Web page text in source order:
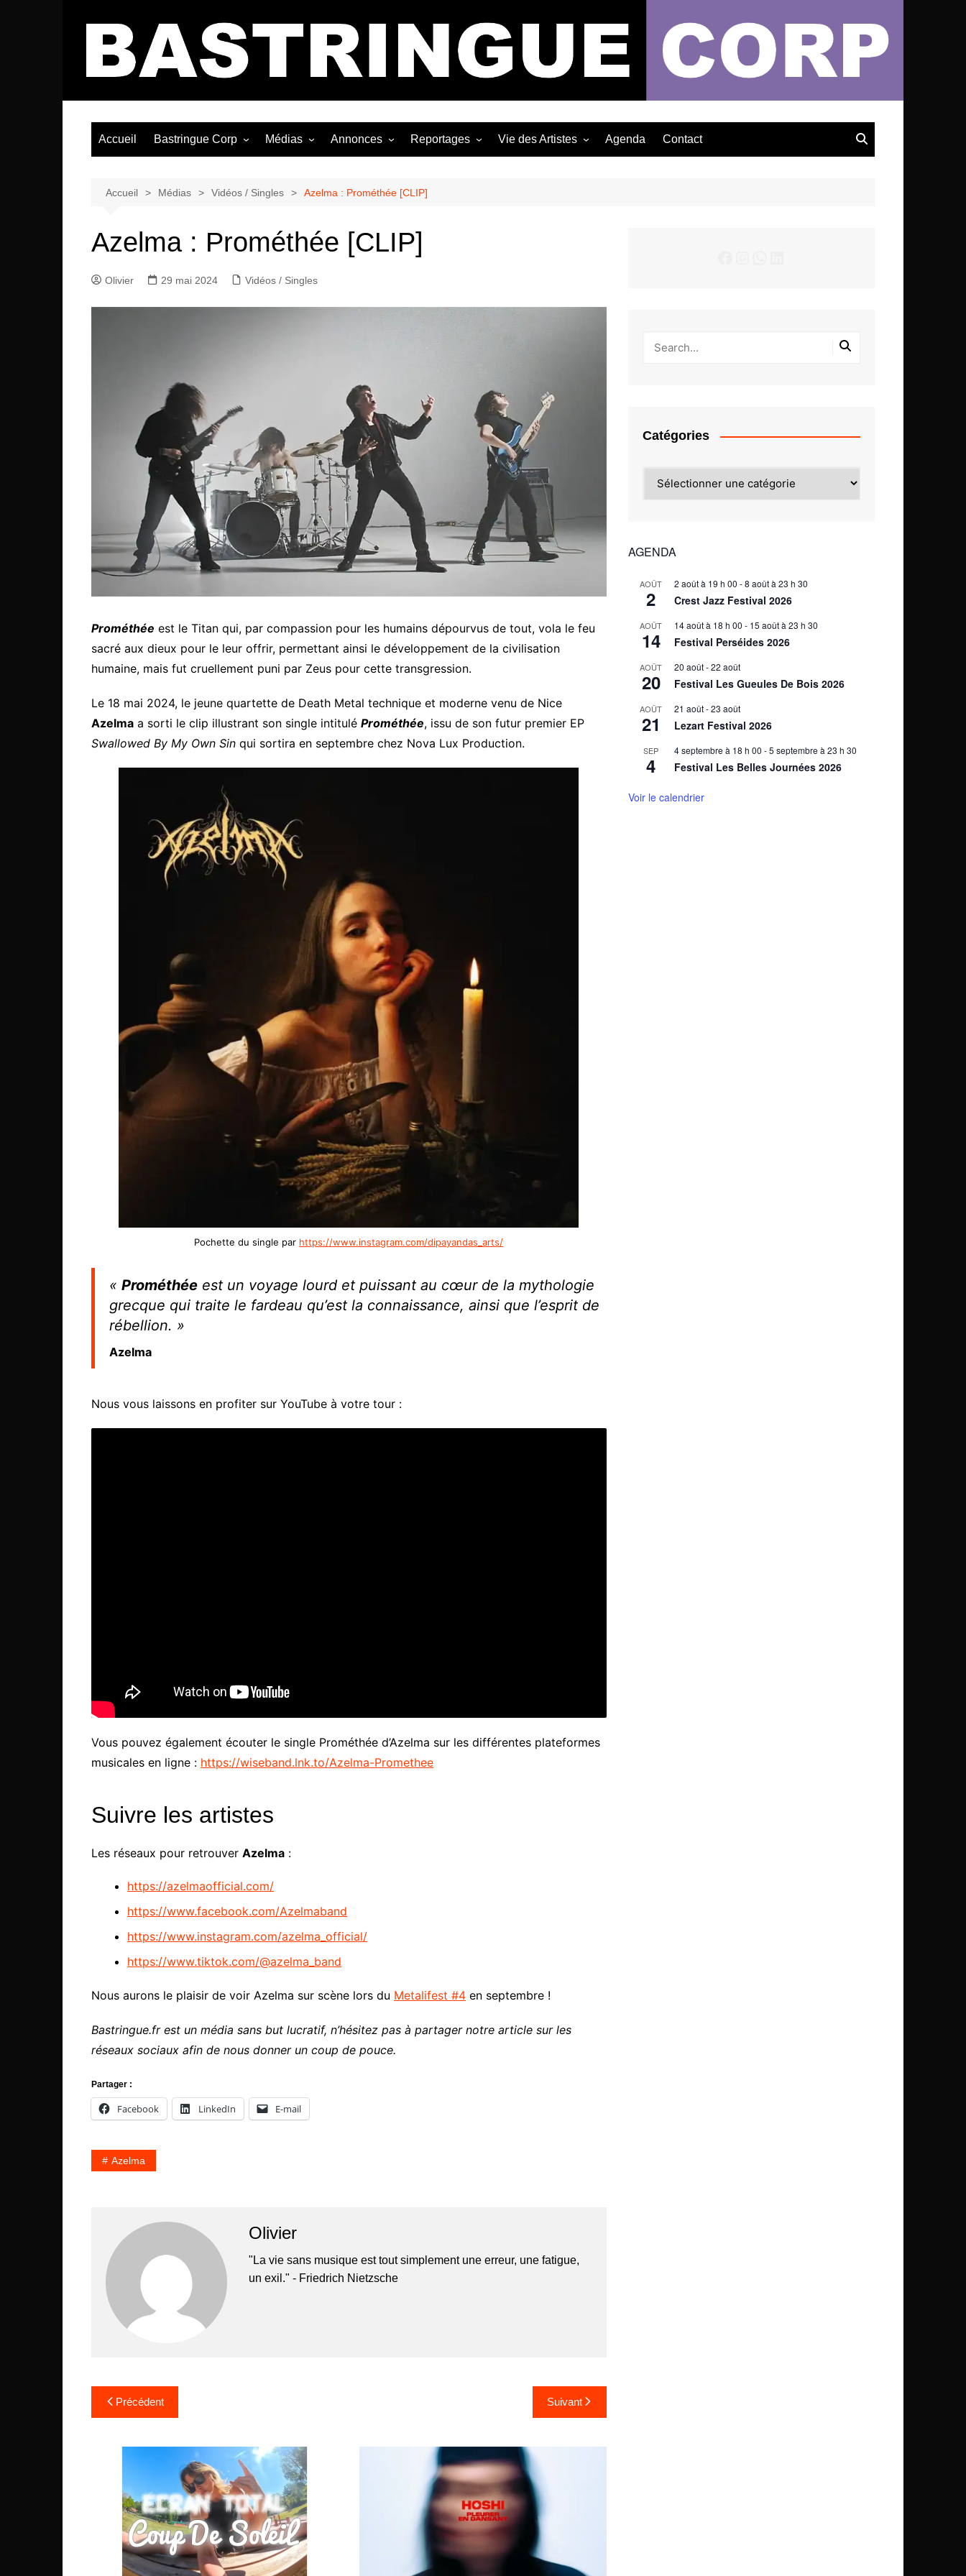
Bastringue Corp – Actualités Musicales
Accueil Bastringue Corp Médias
Albums / EP
Annonces
Les Concerts
Reportages
Photographies
Vie des Artistes Agenda Contact
Accueil Médias Vidéos / Singles Azelma : Prométhée [CLIP]
Azelma : Prométhée [CLIP]
Olivier 29 mai 2024 Vidéos / Singles
Prométhée est le Titan qui, par compassion pour les humains dépourvus de tout, vola le feu
sacré aux dieux pour le leur offrir, permettant ainsi le développement de la civilisation
humaine, mais fut cruellement puni par Zeus pour cette transgression.
Le 18 mai 2024, le jeune quartette de Death Metal technique et moderne venu de Nice
Azelma a sorti le clip illustrant son single intitulé Prométhée, issu de son futur premier EP
Swallowed By My Own Sin qui sortira en septembre chez Nova Lux Production.
Pochette du single par https://www.instagram.com/dipayandas_arts/
« Prométhée est un voyage lourd et puissant au cœur de la mythologie
grecque qui traite le fardeau qu’est la connaissance, ainsi que l’esprit de
rébellion. »
Azelma
Nous vous laissons en profiter sur YouTube à votre tour :
Vous pouvez également écouter le single Prométhée d’Azelma sur les différentes plateformes
musicales en ligne : https://wiseband.lnk.to/Azelma-Promethee
Suivre les artistes
Les réseaux pour retrouver Azelma :
https://azelmaofficial.com/
https://www.facebook.com/Azelmaband
https://www.instagram.com/azelma_official/
https://www.tiktok.com/@azelma_band
Nous aurons le plaisir de voir Azelma sur scène lors du Metalifest #4 en septembre !
Bastringue.fr est un média sans but lucratif, n’hésitez pas à partager notre article sur les
réseaux sociaux afin de nous donner un coup de pouce.
Partager :
Facebook LinkedIn E-mail
Azelma
Olivier
"La vie sans musique est tout simplement une erreur, une fatigue,
un exil." - Friedrich Nietzsche
Navigation
de
l’article
Précédent Suivant
Catégories
AGENDA
AOÛT
2
2 août à 19 h 00 -8 août à 23 h 30
Crest Jazz Festival 2026
AOÛT
14
14 août à 18 h 00 - 15 août à 23 h 30
Festival Perséides 2026
AOÛT
20
20 août-22 août
Festival Les Gueules De Bois 2026
AOÛT
21
21 août-23 août
Lezart Festival 2026
SEP
4
4 septembre à 18 h 00 -5 septembre à 23 h 30
Festival Les Belles Journées 2026
Voir le calendrier